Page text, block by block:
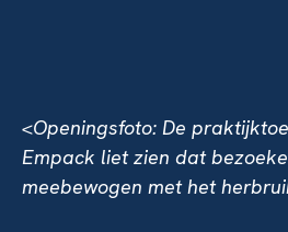
<Openingsfoto: De
Empack liet zien dat
meebewogen met het